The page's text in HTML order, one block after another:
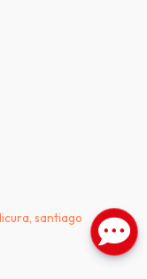
santiago